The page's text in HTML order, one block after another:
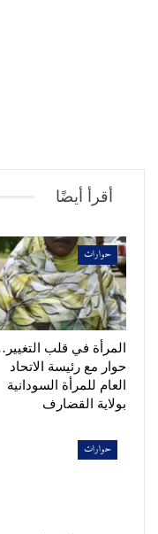
أقرأ أيضًا
حوارات
المرأة في قلب
حوار مع رئيسة الاتحاد
العام للمرأة السودانية
بولاية القضارف
حوارات